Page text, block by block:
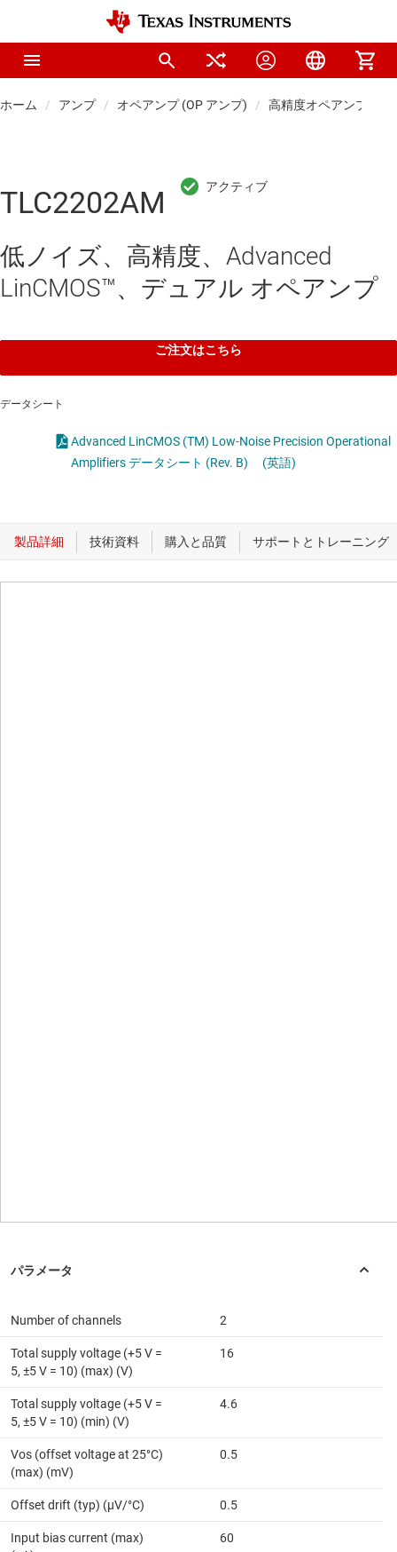
ホーム アンプ オペアンプ (OP アンプ) 高精度オペアンプ
TLC2202AM
低ノイズ、高精度、Advanced
LinCMOS™、デュアル オペアンプ
ご注文はこちら
データシート
Advanced LinCMOS (TM) Low-Noise Precision Operational
Amplifiers データシート (Rev. B)
(英語)
Number of channels 2
Total supply voltage (+5 V =
5, ±5 V = 10) (max) (V)
16
Total supply voltage (+5 V =
5, ±5 V = 10) (min) (V)
4.6
Vos (offset voltage at 25°C)
(max) (mV)
0.5
Offset drift (typ) (µV/°C) 0.5
Input bias current (max)
60